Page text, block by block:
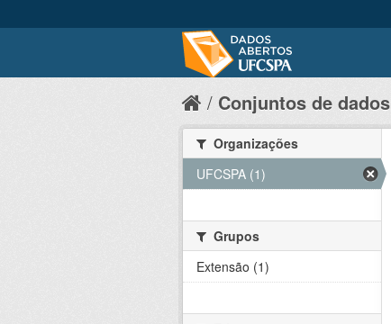
Conjuntos de dados
Organizações
UFCSPA (1)
Grupos
Extensão (1)